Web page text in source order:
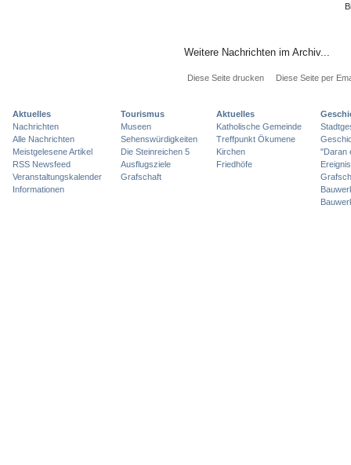
Weitere Nachrichten im Archiv...
Diese Seite drucken Diese Seite per
Aktuelles
Nachrichten
Alle Nachrichten
Meistgelesene Artikel
RSS Newsfeed
Veranstaltungskalender
Informationen
Tourismus
Museen
Sehenswürdigkeiten
Die Steinreichen 5
Ausflugsziele
Grafschaft
Aktuelles
Katholische Gemeinde
Treffpunkt Ökumene
Kirchen
Friedhöfe
"Daran